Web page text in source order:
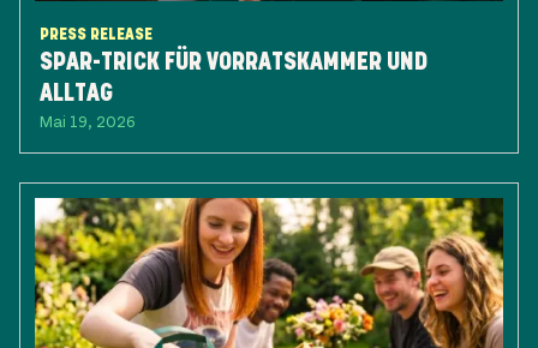
PRESS RELEASE
SPAR-TRICK FÜR VORRATSKAMMER UND
ALLTAG
Mai 19, 2026